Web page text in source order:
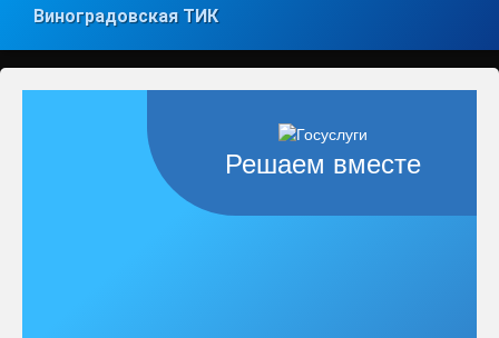
Виноградовская ТИК
Решаем вместе